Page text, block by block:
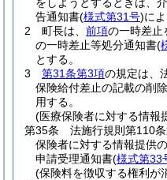
告通知書(様式第31号)に
2
町長は、 前項の一時差止
の一時差止等処分通知書(
とする。
3
第31条第3項の規定は、
保険給付差止の記載の削
用する。
(医療保険者に対する情報
第35条
法施行規則第110
保険者に対する情報提供
申請受理通知書(様式第33
(保険料を徴収する権利が